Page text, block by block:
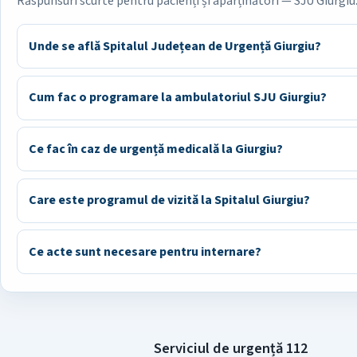
Unde se află Spitalul Județean de Urgență Giurgiu?
Cum fac o programare la ambulatoriul SJU Giurgiu?
Ce fac în caz de urgență medicală la Giurgiu?
Care este programul de vizită la Spitalul Giurgiu?
Ce acte sunt necesare pentru internare?
Serviciul de urgență 112